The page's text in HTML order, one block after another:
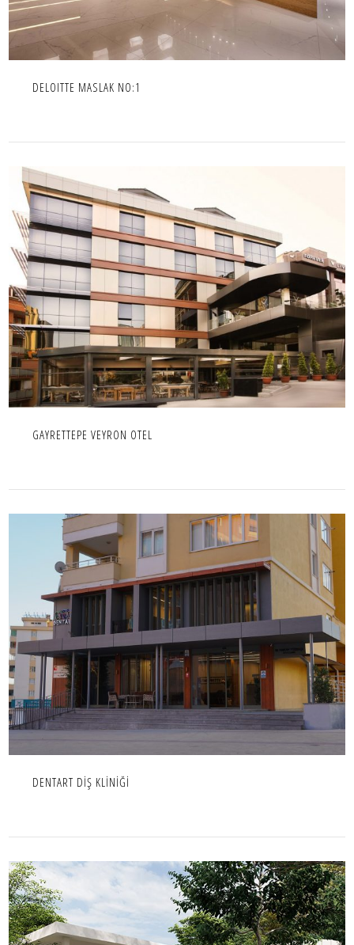
DELOITTE MASLAK NO:1
GAYRETTEPE VEYRON OTEL
İÇ MEKAN,IC MEKAN,OTEL
GAYRETTEPE VEYRON OTEL
DENTART DİŞ KLİNİĞİ
İÇ MEKAN,IC MEKAN,PROJE,TICARI
DENTART DİŞ KLİNİĞİ